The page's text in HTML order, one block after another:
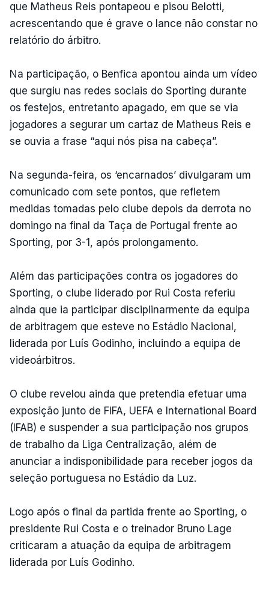
que Matheus Reis pontapeou e pisou Belotti,
acrescentando que é grave o lance não constar no
relatório do árbitro.
Na participação, o Benfica apontou ainda um vídeo
que surgiu nas redes sociais do Sporting durante
os festejos, entretanto apagado, em que se via
jogadores a segurar um cartaz de Matheus Reis e
se ouvia a frase “aqui nós pisa na cabeça”.
Na segunda-feira, os ‘encarnados’ divulgaram um
comunicado com sete pontos, que refletem
medidas tomadas pelo clube depois da derrota no
domingo na final da Taça de Portugal frente ao
Sporting, por 3-1, após prolongamento.
Além das participações contra os jogadores do
Sporting, o clube liderado por Rui Costa referiu
ainda que ia participar disciplinarmente da equipa
de arbitragem que esteve no Estádio Nacional,
liderada por Luís Godinho, incluindo a equipa de
videoárbitros.
O clube revelou ainda que pretendia efetuar uma
exposição junto de FIFA, UEFA e International Board
(IFAB) e suspender a sua participação nos grupos
de trabalho da Liga Centralização, além de
anunciar a indisponibilidade para receber jogos da
seleção portuguesa no Estádio da Luz.
Logo após o final da partida frente ao Sporting, o
presidente Rui Costa e o treinador Bruno Lage
criticaram a atuação da equipa de arbitragem
liderada por Luís Godinho.